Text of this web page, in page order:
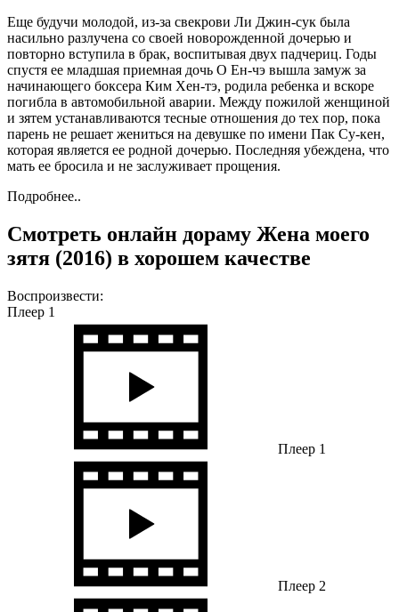
Еще будучи молодой, из-за свекрови Ли Джин-сук была
насильно разлучена со своей новорожденной дочерью и
повторно вступила в брак, воспитывая двух падчериц. Годы
спустя ее младшая приемная дочь О Ен-чэ вышла замуж за
начинающего боксера Ким Хен-тэ, родила ребенка и вскоре
погибла в автомобильной аварии. Между пожилой женщиной
и зятем устанавливаются тесные отношения до тех пор, пока
парень не решает жениться на девушке по имени Пак Су-кен,
которая является ее родной дочерью. Последняя убеждена, что
мать ее бросила и не заслуживает прощения.
Подробнее..
Смотреть онлайн дораму Жена моего
зятя (2016) в хорошем качестве
Воспроизвести:
Плеер 1
Плеер 1
Плеер 2